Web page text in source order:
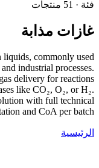
فئة · 51 منتجات
غازات مذابة
liquids, commonly used
industrial processes.
delivery for reactions
like CO₂, O₂, or H₂.
with full technical
and CoA per batch.
الرئيسية